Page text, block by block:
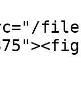
files/